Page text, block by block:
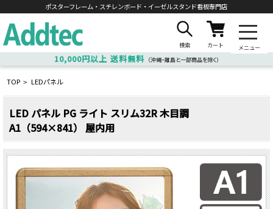
ポスターフレーム・スチレンボード・ イーゼルスタンド看板専門店
検索 カート メニュー
10,000円以上 送料無料 （沖縄・離島と一部商品を除く）
TOP > LEDパネル
LED パネル PG ライト スリム32R 木目調
A1（594×841） 屋内用